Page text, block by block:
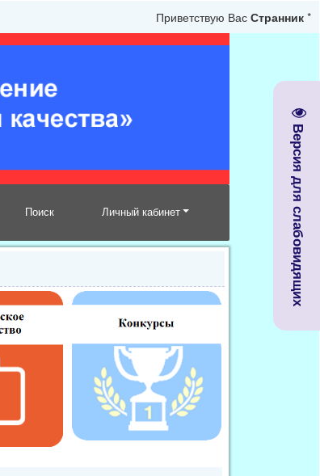
Версия для слабовидящих
Приветствую Вас Странник *
Поиск Личный кабинет